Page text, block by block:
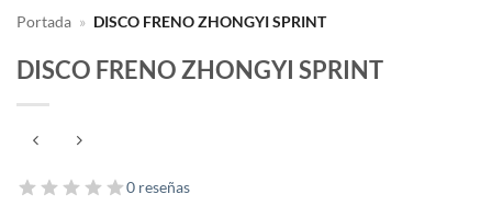
Portada » DISCO FRENO ZHONGYI SPRINT
DISCO FRENO ZHONGYI SPRINT
0 reseñas